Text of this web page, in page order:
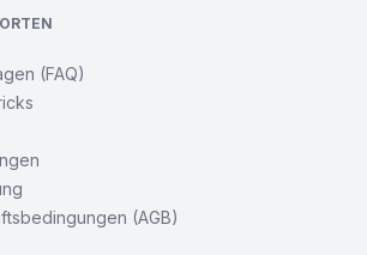
(FAQ)
(AGB)